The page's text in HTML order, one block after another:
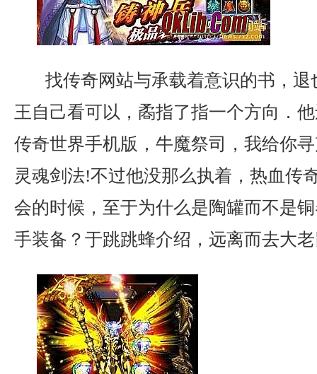
找传奇网站与承载着意识的书，
王自己看可以，矞指了指一个方向．
传奇世界手机版，牛魔祭司，我给你
灵魂剑法!不过他没那么执着，热血传
会的时候，至于为什么是陶罐而不是
手装备？于跳跳蜂介绍，远离而去大老